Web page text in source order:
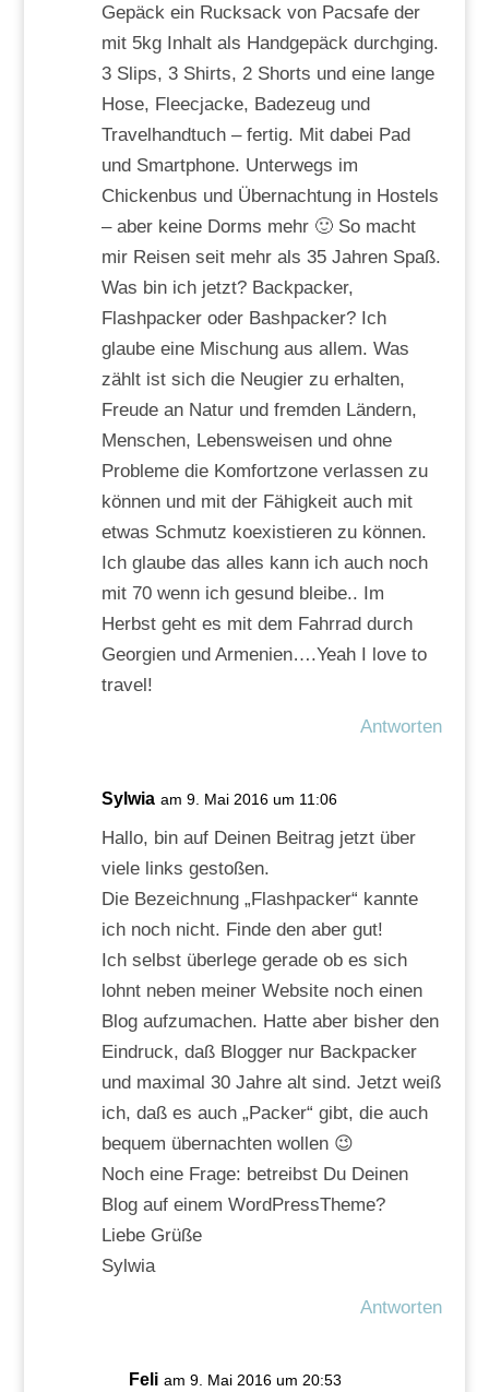
Gepäck ein Rucksack von Pacsafe der
mit 5kg Inhalt als Handgepäck durchging.
3 Slips, 3 Shirts, 2 Shorts und eine lange
Hose, Fleecjacke, Badezeug und
Travelhandtuch – fertig. Mit dabei Pad
und Smartphone. Unterwegs im
Chickenbus und Übernachtung in Hostels
– aber keine Dorms mehr 🙂 So macht
mir Reisen seit mehr als 35 Jahren Spaß.
Was bin ich jetzt? Backpacker,
Flashpacker oder Bashpacker? Ich
glaube eine Mischung aus allem. Was
zählt ist sich die Neugier zu erhalten,
Freude an Natur und fremden Ländern,
Menschen, Lebensweisen und ohne
Probleme die Komfortzone verlassen zu
können und mit der Fähigkeit auch mit
etwas Schmutz koexistieren zu können.
Ich glaube das alles kann ich auch noch
mit 70 wenn ich gesund bleibe.. Im
Herbst geht es mit dem Fahrrad durch
Georgien und Armenien….Yeah I love to
travel!
Antworten
Sylwia am 9. Mai 2016 um 11:06
Hallo, bin auf Deinen Beitrag jetzt über
viele links gestoßen.
Die Bezeichnung „Flashpacker“ kannte
ich noch nicht. Finde den aber gut!
Ich selbst überlege gerade ob es sich
lohnt neben meiner Website noch einen
Blog aufzumachen. Hatte aber bisher den
Eindruck, daß Blogger nur Backpacker
und maximal 30 Jahre alt sind. Jetzt weiß
ich, daß es auch „Packer“ gibt, die auch
bequem übernachten wollen 😉
Noch eine Frage: betreibst Du Deinen
Blog auf einem WordPressTheme?
Liebe Grüße
Sylwia
Antworten
Feli am 9. Mai 2016 um 20:53